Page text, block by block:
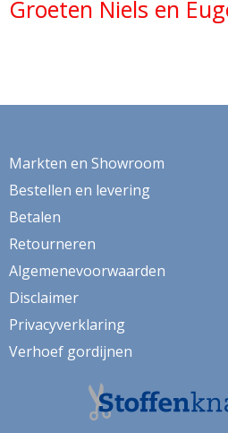
Groeten Niels en
Markten en Showroom
Bestellen en levering
Betalen
Retourneren
Algemenevoorwaarden
Disclaimer
Privacyverklaring
Verhoef gordijnen